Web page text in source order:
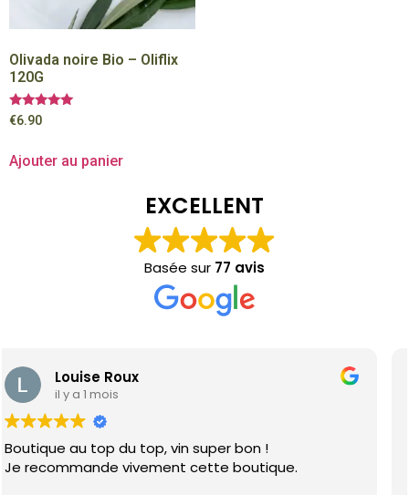
Olivada noire Bio – Oliflix
120G
Note
5.00
€6.90
Ajouter au panier
EXCELLENT
Basée sur 77 avis
Nelya Brikine
il y a 1 mois
Super épicerie fine espagnole. Très bon vin.